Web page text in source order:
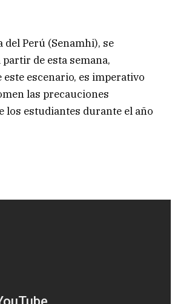
Perú (Senamhi), se
de esta semana,
escenario, es imperativo
las precauciones
los estudiantes durante el año